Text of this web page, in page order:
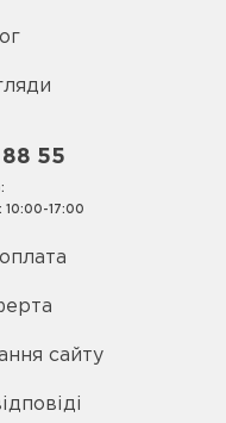
55
10:00-17:00
сайту